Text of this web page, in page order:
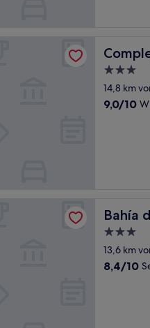
3.0-
Sterne-
14,8 km
9.0
9,0/10
Bahía
Bahía de
3.0-
Sterne-
13,6 km
8.4
8,4/10